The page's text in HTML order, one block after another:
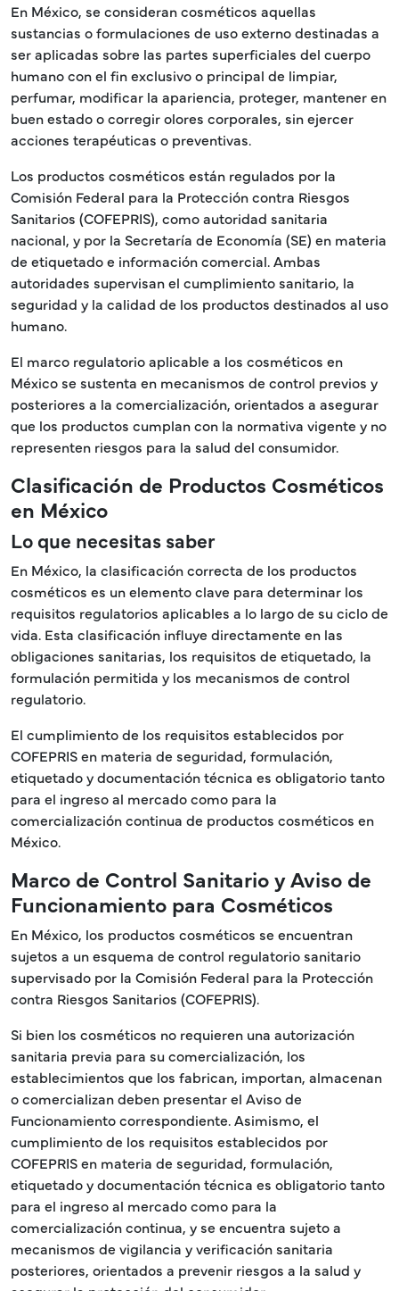
En México, se consideran cosméticos aquellas
sustancias o formulaciones de uso externo destinadas a
ser aplicadas sobre las partes superficiales del cuerpo
humano con el fin exclusivo o principal de limpiar,
perfumar, modificar la apariencia, proteger, mantener en
buen estado o corregir olores corporales, sin ejercer
acciones terapéuticas o preventivas.
Los productos cosméticos están regulados por la
Comisión Federal para la Protección contra Riesgos
Sanitarios (COFEPRIS), como autoridad sanitaria
nacional, y por la Secretaría de Economía (SE) en materia
de etiquetado e información comercial. Ambas
autoridades supervisan el cumplimiento sanitario, la
seguridad y la calidad de los productos destinados al uso
humano.
El marco regulatorio aplicable a los cosméticos en
México se sustenta en mecanismos de control previos y
posteriores a la comercialización, orientados a asegurar
que los productos cumplan con la normativa vigente y no
representen riesgos para la salud del consumidor.
Clasificación de Productos Cosméticos
en México
Lo que necesitas saber
En México, la clasificación correcta de los productos
cosméticos es un elemento clave para determinar los
requisitos regulatorios aplicables a lo largo de su ciclo de
vida. Esta clasificación influye directamente en las
obligaciones sanitarias, los requisitos de etiquetado, la
formulación permitida y los mecanismos de control
regulatorio.
El cumplimiento de los requisitos establecidos por
COFEPRIS en materia de seguridad, formulación,
etiquetado y documentación técnica es obligatorio tanto
para el ingreso al mercado como para la
comercialización continua de productos cosméticos en
México.
Marco de Control Sanitario y Aviso de
Funcionamiento para Cosméticos
En México, los productos cosméticos se encuentran
sujetos a un esquema de control regulatorio sanitario
supervisado por la Comisión Federal para la Protección
contra Riesgos Sanitarios (COFEPRIS).
Si bien los cosméticos no requieren una autorización
sanitaria previa para su comercialización, los
establecimientos que los fabrican, importan, almacenan
o comercializan deben presentar el Aviso de
Funcionamiento correspondiente. Asimismo, el
cumplimiento de los requisitos establecidos por
COFEPRIS en materia de seguridad, formulación,
etiquetado y documentación técnica es obligatorio tanto
para el ingreso al mercado como para la
comercialización continua, y se encuentra sujeto a
mecanismos de vigilancia y verificación sanitaria
posteriores, orientados a prevenir riesgos a la salud y